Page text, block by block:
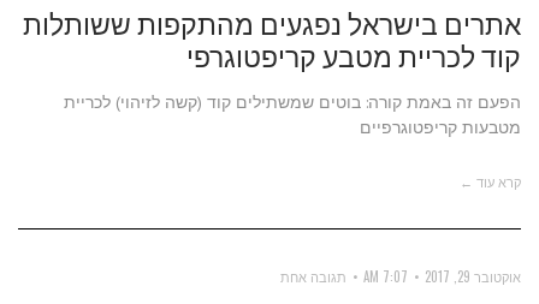
אתרים בישראל נפגעים מהתקפות ששותלות
קוד לכריית מטבע קריפטוגרפי
הפעם זה באמת קורה: בוטים שמשתילים קוד (קשה לזיהוי) לכריית
מטבעות קריפטוגרפיים
קרא עוד ←
אוקטובר 29, 2017 7:07 AM תגובה אחת